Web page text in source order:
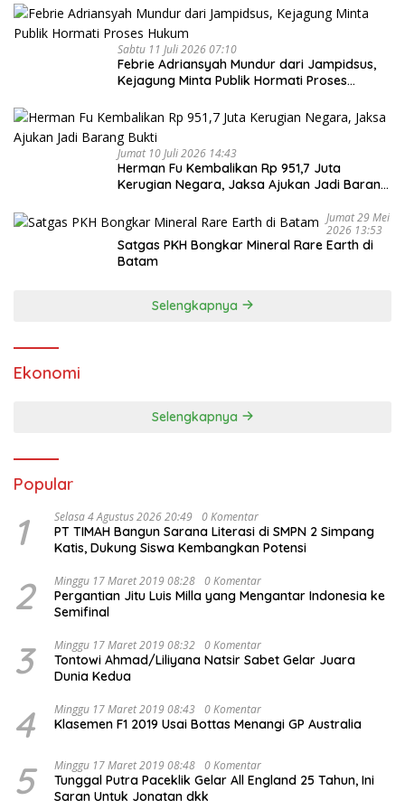
Sabtu 11 Juli 2026 07:10
Febrie Adriansyah Mundur dari Jampidsus,
Kejagung Minta Publik Hormati Proses
Jumat 10 Juli 2026 14:43
Herman Fu Kembalikan Rp 951,7 Juta
Kerugian Negara, Jaksa Ajukan Jadi Barang
Jumat 29 Mei
2026 13:53
Satgas PKH Bongkar Mineral Rare Earth di
Selengkapnya
Ekonomi
Selengkapnya
Popular
1 Selasa 4 Agustus 2026 20:49 0 Komentar
PT TIMAH Bangun Sarana Literasi di SMPN 2 Simpang
Katis, Dukung Siswa Kembangkan Potensi
2 Minggu 17 Maret 2019 08:28 0 Komentar
Pergantian Jitu Luis Milla yang Mengantar Indonesia ke
Semifinal
3 Minggu 17 Maret 2019 08:32 0 Komentar
Tontowi Ahmad/Liliyana Natsir Sabet Gelar Juara
Dunia Kedua
4 Minggu 17 Maret 2019 08:43 0 Komentar
Klasemen F1 2019 Usai Bottas Menangi GP Australia
5 Minggu 17 Maret 2019 08:48 0 Komentar
Tunggal Putra Paceklik Gelar All England 25 Tahun, Ini
Saran Untuk Jonatan dkk